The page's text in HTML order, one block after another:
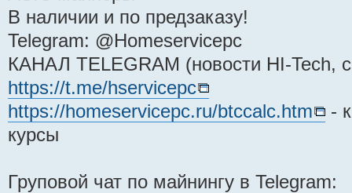
В наличии и по предзаказу!
Telegram: @Homeservicepc
КАНАЛ TELEGRAM (новости HI-Tech,
https://t.me/hservicepc
https://homeservicepc.ru/btccalc.htm
-
курсы
Груповой чат по майнингу в Telegram: